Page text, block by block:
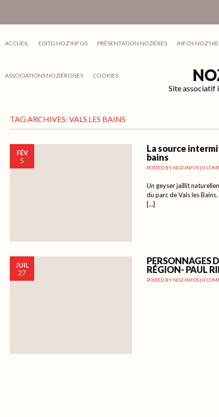
ACCUEIL EDITO NOZ’INFOS PRÉSENTATION NOZIÈRES INFOS
ASSOCIATIONS NOZIÉROISES COOKIES
Site associatif
TAG ARCHIVES: VALS LES BAINS
FÉV
5
La source
bains
POSTED BY NOZ-INFOS | 0
Un geyser jaillit
du parc de Vals les
[…]
JUIL
27
PERSONNAGES
RÉGION- PAUL
POSTED BY NOZ-INFOS | 0